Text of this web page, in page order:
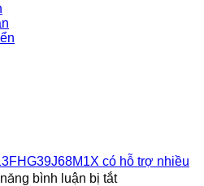
có hỗ trợ nhiều
bình luận bị tắtở